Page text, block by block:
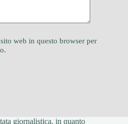
web in questo browser per
giornalistica, in quanto